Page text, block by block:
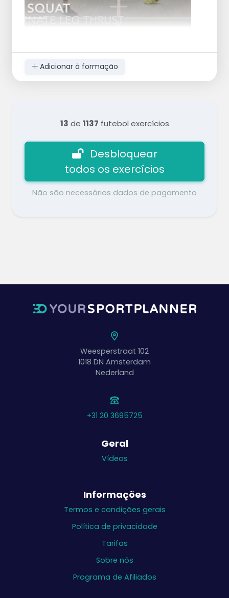
Adicionar à formação
13 de 1137 futebol exercícios
Desbloquear
todos os exercícios
Não são necessários dados de pagamento
Weesperstraat 102
1018 DN Amsterdam
Nederland
+31 20 3695725
Geral
Vídeos
Informações
Termos e condições gerais
Política de privacidade
Tarifas
Sobre nós
Programa de Afiliados